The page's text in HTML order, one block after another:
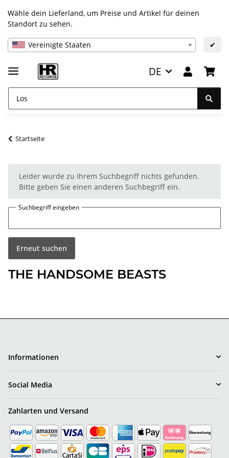
Wähle dein Lieferland, um Preise und Artikel für deinen
Standort zu sehen.
Vereinigte Staaten ✔
DE
Startseite
xLeider wurde zu Ihrem Suchbegriff nichts gefunden.
Bitte geben Sie einen anderen Suchbegriff ein.
Suchbegriff eingeben
Erneut suchen
THE HANDSOME BEASTS
Informationen
Social Media
Zahlarten und Versand